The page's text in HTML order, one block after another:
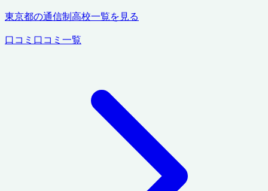
東京都の通信制高校一覧を見る
口コミ 口コミ一覧